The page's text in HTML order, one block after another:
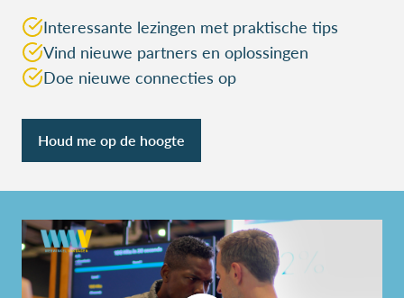
Interessante lezingen met praktische tips
Vind nieuwe partners en oplossingen
Doe nieuwe connecties op
Houd me op de hoogte